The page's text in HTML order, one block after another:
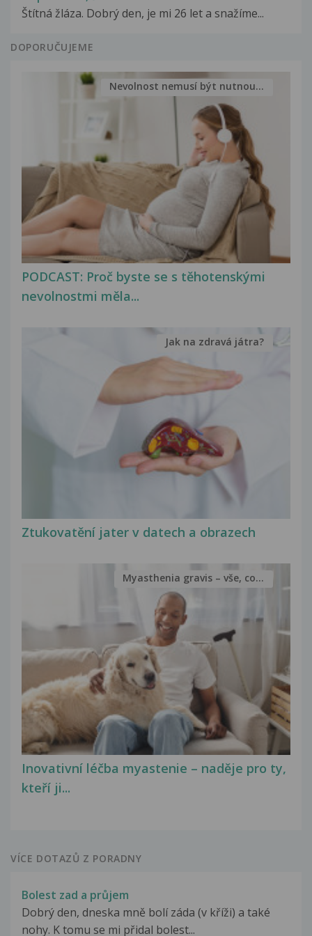
Štítná žláza. Dobrý den, je mi 26 let a snažíme...
DOPORUČUJEME
PODCAST: Proč byste se s těhotenskými
nevolnostmi měla...
Nevolnost nemusí být nutnou...
Ztukovatění jater v datech a obrazech
Jak na zdravá játra?
Inovativní léčba myastenie – naděje pro ty,
kteří ji...
Myasthenia gravis – vše, co...
VÍCE DOTAZŮ Z PORADNY
Bolest zad a průjem
Dobrý den, dneska mně bolí záda (v kříži) a také
nohy. K tomu se mi přidal bolest...